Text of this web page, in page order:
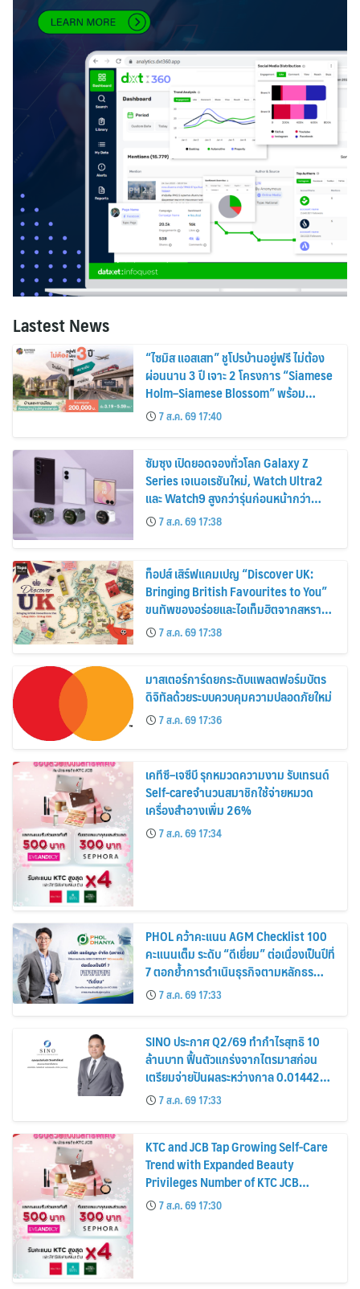
Lastest News
“ไซมิส แอสเสท” ชูโปรบ้านอยู่ฟรี ไม่ต้อง
ผ่อนนาน 3 ปี เจาะ 2 โครงการ “Siamese
Holm–Siamese Blossom” พร้อม
ส่วนลดและสิทธิพิเศษถึง 31 สิงหาคม
2569
7 ส.ค. 69 17:40
ซัมซุง เปิดยอดจองทั่วโลก Galaxy Z
Series เจเนอเรชันใหม่, Watch Ultra2
และ Watch9 สูงกว่ารุ่นก่อนหน้ากว่า
30%7 ส.ค. 69 17:38
ท็อปส์ เสิร์ฟแคมเปญ “Discover UK:
Bringing British Favourites to You”
ขนทัพของอร่อยและไอเท็มฮิตจากสหราช
อาณาจักร ส่งตรงถึงมือตั้งแต่วันนี้ – 18
สิงหาคมนี้
7 ส.ค. 69 17:38
มาสเตอร์การ์ดยกระดับแพลตฟอร์มบัตร
ดิจิทัลด้วยระบบควบคุมความปลอดภัยใหม่
7 ส.ค. 69 17:36
เคทีซี–เจซีบี รุกหมวดความงาม รับเทรนด์
Self-careจำนวนสมาชิกใช้จ่ายหมวด
เครื่องสำอางเพิ่ม 26%
7 ส.ค. 69 17:34
PHOL คว้าคะแนน AGM Checklist 100
คะแนนเต็ม ระดับ “ดีเยี่ยม” ต่อเนื่องเป็นปีที่
7 ตอกย้ำการดำเนินธุรกิจตามหลักธร
รมาภิบาล โปร่งใส สร้างความเชื่อมั่นผู้ถือ
หุ้น
7 ส.ค. 69 17:33
SINO ประกาศ Q2/69 ทำกำไรสุทธิ 10
ล้านบาท ฟื้นตัวแกร่งจากไตรมาสก่อน
เตรียมจ่ายปันผลระหว่างกาล 0.014423
บาทต่อหุ้น ครึ่งปีหลังมุ่งเติบโตต่อเนื่อง
7 ส.ค. 69 17:33
KTC and JCB Tap Growing Self-Care
Trend with Expanded Beauty
Privileges Number of KTC JCB
Cardmembers Spending on
Cosmetics Rises 26%
7 ส.ค. 69 17:30